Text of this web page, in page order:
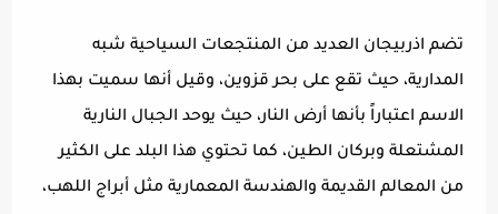
تضم اذربيجان العديد من المنتجعات السياحية شبه
المدارية، حيث تقع على بحر قزوين، وقيل أنها سميت بهذا
الاسم اعتباراً بأنها أرض النار، حيث يوحد الجبال النارية
المشتعلة وبركان الطين، كما تحتوي هذا البلد على الكثير
من المعالم القديمة والهندسة المعمارية مثل أبراج اللهب،